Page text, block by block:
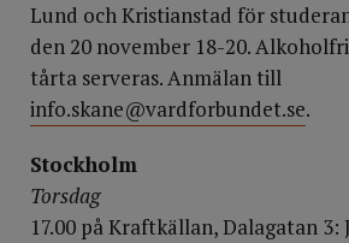
Lund och Kristianstad för
den 20 november 18-20.
tårta serveras. Anmälan till
info.skane@vardforbundet.se.
Stockholm
Torsdag
17.00 på Kraftkällan, Dalagatan 3: